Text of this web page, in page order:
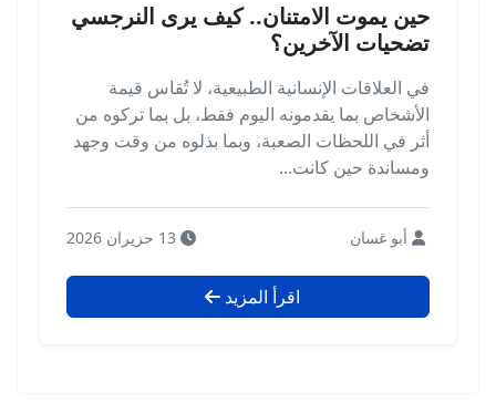
حين يموت الامتنان.. كيف يرى النرجسي
تضحيات الآخرين؟
في العلاقات الإنسانية الطبيعية، لا تُقاس قيمة
الأشخاص بما يقدمونه اليوم فقط، بل بما تركوه من
أثر في اللحظات الصعبة، وبما بذلوه من وقت وجهد
ومساندة حين كانت...
أبو غسان
اقرأ المزيد